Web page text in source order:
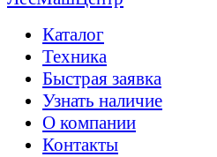
Каталог
Техника
Быстрая заявка
Узнать наличие
О компании
Контакты